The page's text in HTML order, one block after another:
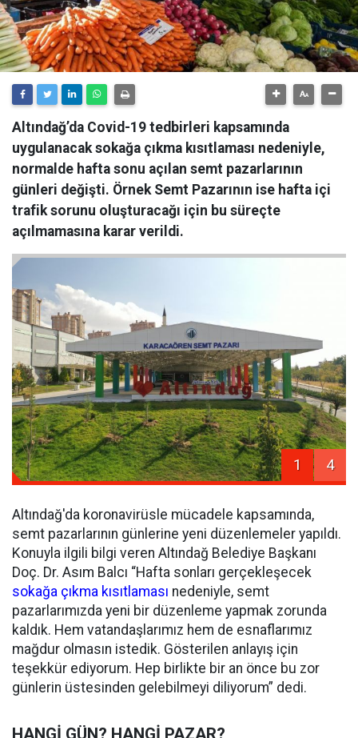
Altındağ’da Covid-19 tedbirleri kapsamında
uygulanacak sokağa çıkma kısıtlaması nedeniyle,
normalde hafta sonu açılan semt pazarlarının
günleri değişti. Örnek Semt Pazarının ise hafta içi
trafik sorunu oluşturacağı için bu süreçte
açılmamasına karar verildi.
1 4
Altındağ'da koronavirüsle mücadele kapsamında,
semt pazarlarının günlerine yeni düzenlemeler yapıldı.
Konuyla ilgili bilgi veren Altındağ Belediye Başkanı
Doç. Dr. Asım Balcı “Hafta sonları gerçekleşecek
sokağa çıkma kısıtlaması nedeniyle, semt
pazarlarımızda yeni bir düzenleme yapmak zorunda
kaldık. Hem vatandaşlarımız hem de esnaflarımız
mağdur olmasın istedik. Gösterilen anlayış için
teşekkür ediyorum. Hep birlikte bir an önce bu zor
günlerin üstesinden gelebilmeyi diliyorum” dedi.
HANGİ GÜN? HANGİ PAZAR?